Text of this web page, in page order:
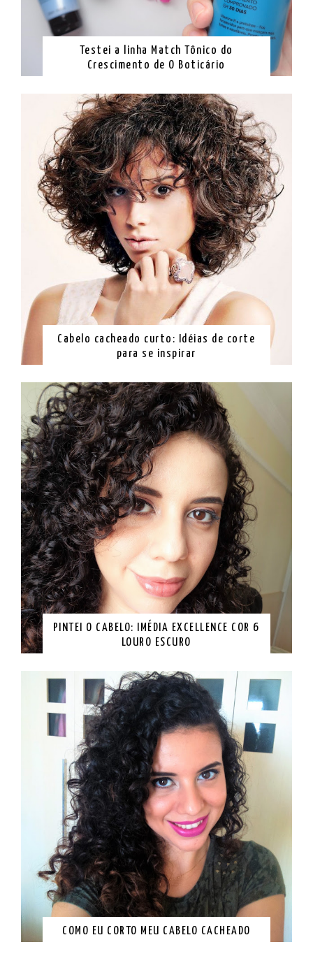
Testei a linha Match Tônico do
Crescimento de O Boticário
Cabelo cacheado curto: Idéias de corte
para se inspirar
PINTEI O CABELO: IMÉDIA EXCELLENCE COR 6
LOURO ESCURO
COMO EU CORTO MEU CABELO CACHEADO